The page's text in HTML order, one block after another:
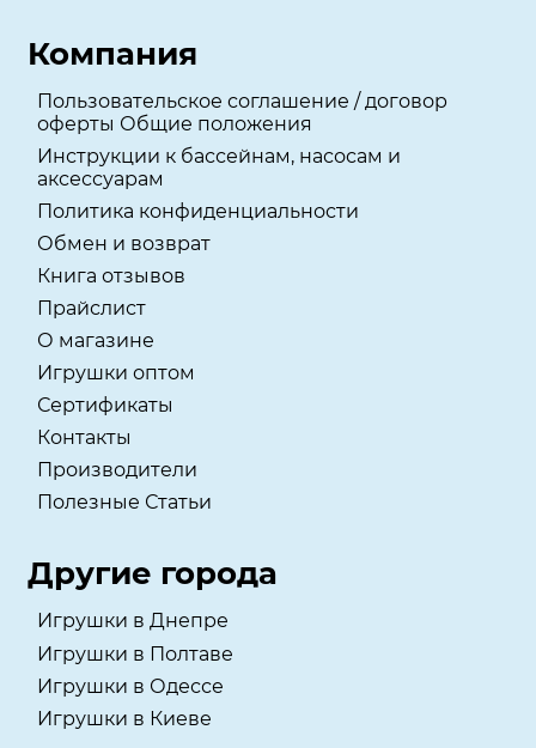
Компания
Пользовательское соглашение / договор
оферты Общие положения
Инструкции к бассейнам, насосам и
аксессуарам
Политика конфиденциальности
Обмен и возврат
Книга отзывов
Прайслист
О магазине
Игрушки оптом
Сертификаты
Контакты
Производители
Полезные Статьи
Другие города
Игрушки в Днепре
Игрушки в Полтаве
Игрушки в Одессе
Игрушки в Киеве